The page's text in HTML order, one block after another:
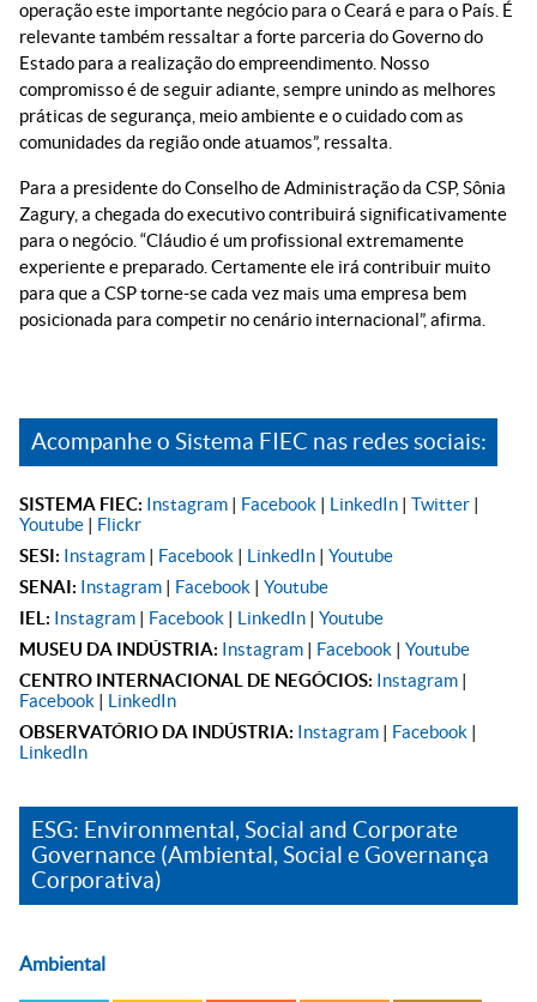
operação este importante negócio para o Ceará e para o País. É
relevante também ressaltar a forte parceria do Governo do
Estado para a realização do empreendimento. Nosso
compromisso é de seguir adiante, sempre unindo as melhores
práticas de segurança, meio ambiente e o cuidado com as
comunidades da região onde atuamos”, ressalta.
Para a presidente do Conselho de Administração da CSP, Sônia
Zagury, a chegada do executivo contribuirá significativamente
para o negócio. “Cláudio é um profissional extremamente
experiente e preparado. Certamente ele irá contribuir muito
para que a CSP torne-se cada vez mais uma empresa bem
posicionada para competir no cenário internacional”, afirma.
Acompanhe o Sistema FIEC nas redes sociais:
SISTEMA FIEC: Instagram | Facebook | LinkedIn | Twitter |
Youtube | Flickr
SESI: Instagram | Facebook | LinkedIn | Youtube
SENAI: Instagram | Facebook | Youtube
IEL: Instagram | Facebook | LinkedIn | Youtube
MUSEU DA INDÚSTRIA: Instagram | Facebook | Youtube
CENTRO INTERNACIONAL DE NEGÓCIOS: Instagram |
Facebook | LinkedIn
OBSERVATÓRIO DA INDÚSTRIA: Instagram | Facebook |
LinkedIn
ESG: Environmental, Social and Corporate
Governance (Ambiental, Social e Governança
Corporativa)
Ambiental